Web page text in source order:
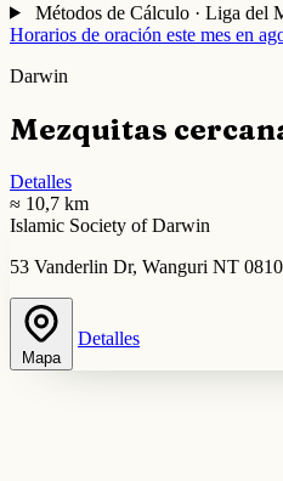
Métodos de Cálculo · Liga del
Horarios de oración este mes en
Darwin
Mezquitas
Detalles
≈ 10,7 km
Islamic Society of Darwin
53 Vanderlin Dr, Wanguri NT
Mapa
Detalles